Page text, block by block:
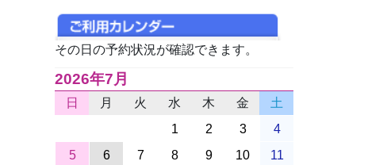
その日の予約状況が確認できます。
2026年7月
日 月 火 水 木 金
土
1
2 3
4
5
6 7 8 9 10
11